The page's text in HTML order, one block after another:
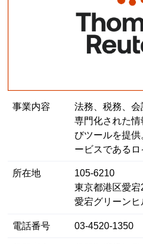
事業内容
法務、税務、
専門化された
びツールを提
ービスであるロ
所在地
105-6210
東京都港区愛宕
愛宕グリーン
電話番号 03-4520-1350